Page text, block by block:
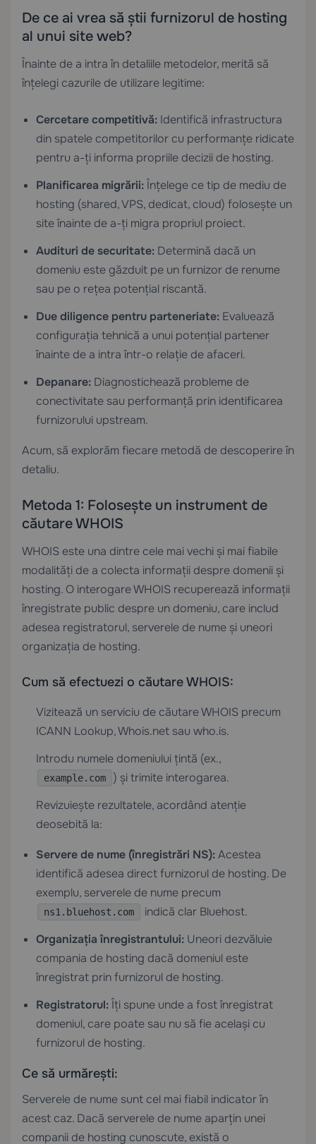
De ce ai vrea să știi furnizorul de hosting
al unui site web?
Înainte de a intra în detaliile metodelor, merită să
înțelegi cazurile de utilizare legitime:
Cercetare competitivă: Identifică infrastructura
din spatele competitorilor cu performanțe ridicate
pentru a-ți informa propriile decizii de hosting.
Planificarea migrării: Înțelege ce tip de mediu de
hosting (shared, VPS, dedicat, cloud) folosește un
site înainte de a-ți migra propriul proiect.
Audituri de securitate: Determină dacă un
domeniu este găzduit pe un furnizor de renume
sau pe o rețea potențial riscantă.
Due diligence pentru parteneriate: Evaluează
configurația tehnică a unui potențial partener
înainte de a intra într-o relație de afaceri.
Depanare: Diagnostichează probleme de
conectivitate sau performanță prin identificarea
furnizorului upstream.
Acum, să explorăm fiecare metodă de descoperire în
detaliu.
Metoda 1: Folosește un instrument de
căutare WHOIS
WHOIS este una dintre cele mai vechi și mai fiabile
modalități de a colecta informații despre domenii și
hosting. O interogare WHOIS recuperează informații
înregistrate public despre un domeniu, care includ
adesea registratorul, serverele de nume și uneori
organizația de hosting.
Cum să efectuezi o căutare WHOIS:
Vizitează un serviciu de căutare WHOIS precum
ICANN Lookup, Whois.net sau who.is.
Introdu numele domeniului țintă (ex.,
example.com
) și trimite interogarea.
Revizuiește rezultatele, acordând atenție
deosebită la:
Servere de nume (înregistrări NS):Acestea
identifică adesea direct furnizorul de hosting. De
exemplu, serverele de nume precum
ns1.bluehost.com
indică clar Bluehost.
Organizația înregistrantului: Uneori dezvăluie
compania de hosting dacă domeniul este
înregistrat prin furnizorul de hosting.
Registratorul: Îți spune unde a fost înregistrat
domeniul, care poate sau nu să fie același cu
furnizorul de hosting.
Ce să urmărești:
Serverele de nume sunt cel mai fiabil indicator în
acest caz. Dacă serverele de nume aparțin unei
companii de hosting cunoscute, există o